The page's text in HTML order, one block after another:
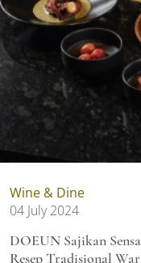
Wine & Dine
04 July 2024
DOEUN Sajikan
Resep Tradisional